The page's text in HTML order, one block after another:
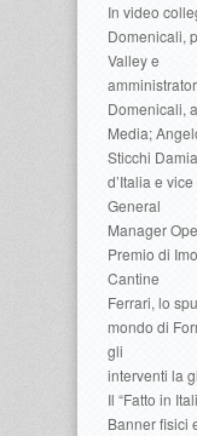
In video
Domenicali,
Valley e
Domenicali,
Media;
Sticchi
d’Italia e
General
Manager
Premio di
Cantine
Ferrari, lo
mondo di
gli
interventi la
Il “Fatto in
Banner fisici